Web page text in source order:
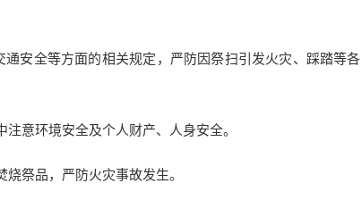
安全等方面的相关规定，严防因祭扫引发火灾、踩踏等各
意环境安全及个人财产、人身安全。
祭品，严防火灾事故发生。